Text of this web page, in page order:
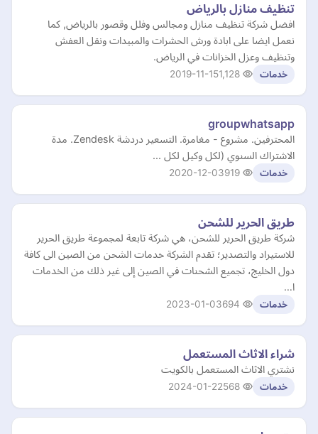
تنظيف منازل بالرياض
افضل شركة تنظيف منازل ومجالس وفلل وقصور بالرياض, كما
نعمل ايضا على ابادة ورش الحشرات والمبيدات ونقل العفش
وتنظيف وعزل الخزانات في الرياض.
خدمات 2019-11-15
groupwhatsapp
المحترفين. مشروع - مغامرة. التسعير دردشة Zendesk. مدة
الاشتراك السنوي (لكل وكيل لكل ...
خدمات 2020-12-03
طريق الحرير للشحن
شركة طريق الحرير للشحن، هي شركة تابعة لمجموعة طريق الحرير
للاستيراد والتصدير؛ تقدم الشركة خدمات الشحن من الصين الى كافة
دول الخليج، تجميع الشحنات في الصين إلى غير ذلك من الخدمات
ا…
خدمات 2023-01-03
شراء الاثاث المستعمل
نشتري الاثاث المستعمل بالكويت
خدمات 2024-01-22